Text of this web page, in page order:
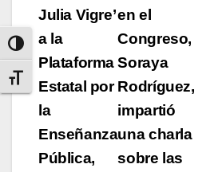
Alternar alto contraste
Alternar tamaño de letra
en el
Congreso,
Soraya
Rodríguez,
impartió
una charla
sobre las
Julia Vigre’
a la
Plataforma
Estatal por
la
Enseñanza
Pública,